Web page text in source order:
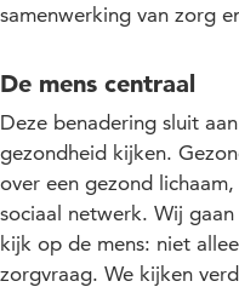
samenwerking van zorg
De mens centraal
Deze benadering sluit
gezondheid kijken.
over een gezond
sociaal netwerk. Wij
kijk op de mens: niet
zorgvraag. We kijken